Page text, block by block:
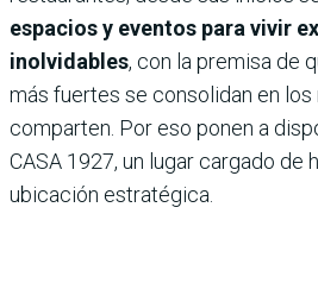
espacios y eventos para vivir
inolvidables, con la premisa de
más fuertes se consolidan en los
comparten. Por eso ponen a
CASA 1927, un lugar cargado de
ubicación estratégica.